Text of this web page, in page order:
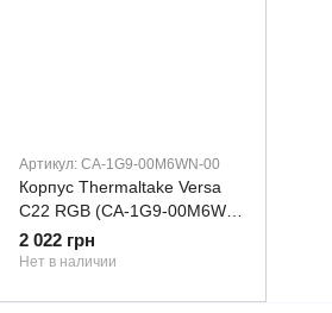
Артикул: CA-1G9-00M6WN-00
Корпус Thermaltake Versa
C22 RGB (CA-1G9-00M6WN-
00)
2 022 грн
Нет в наличии